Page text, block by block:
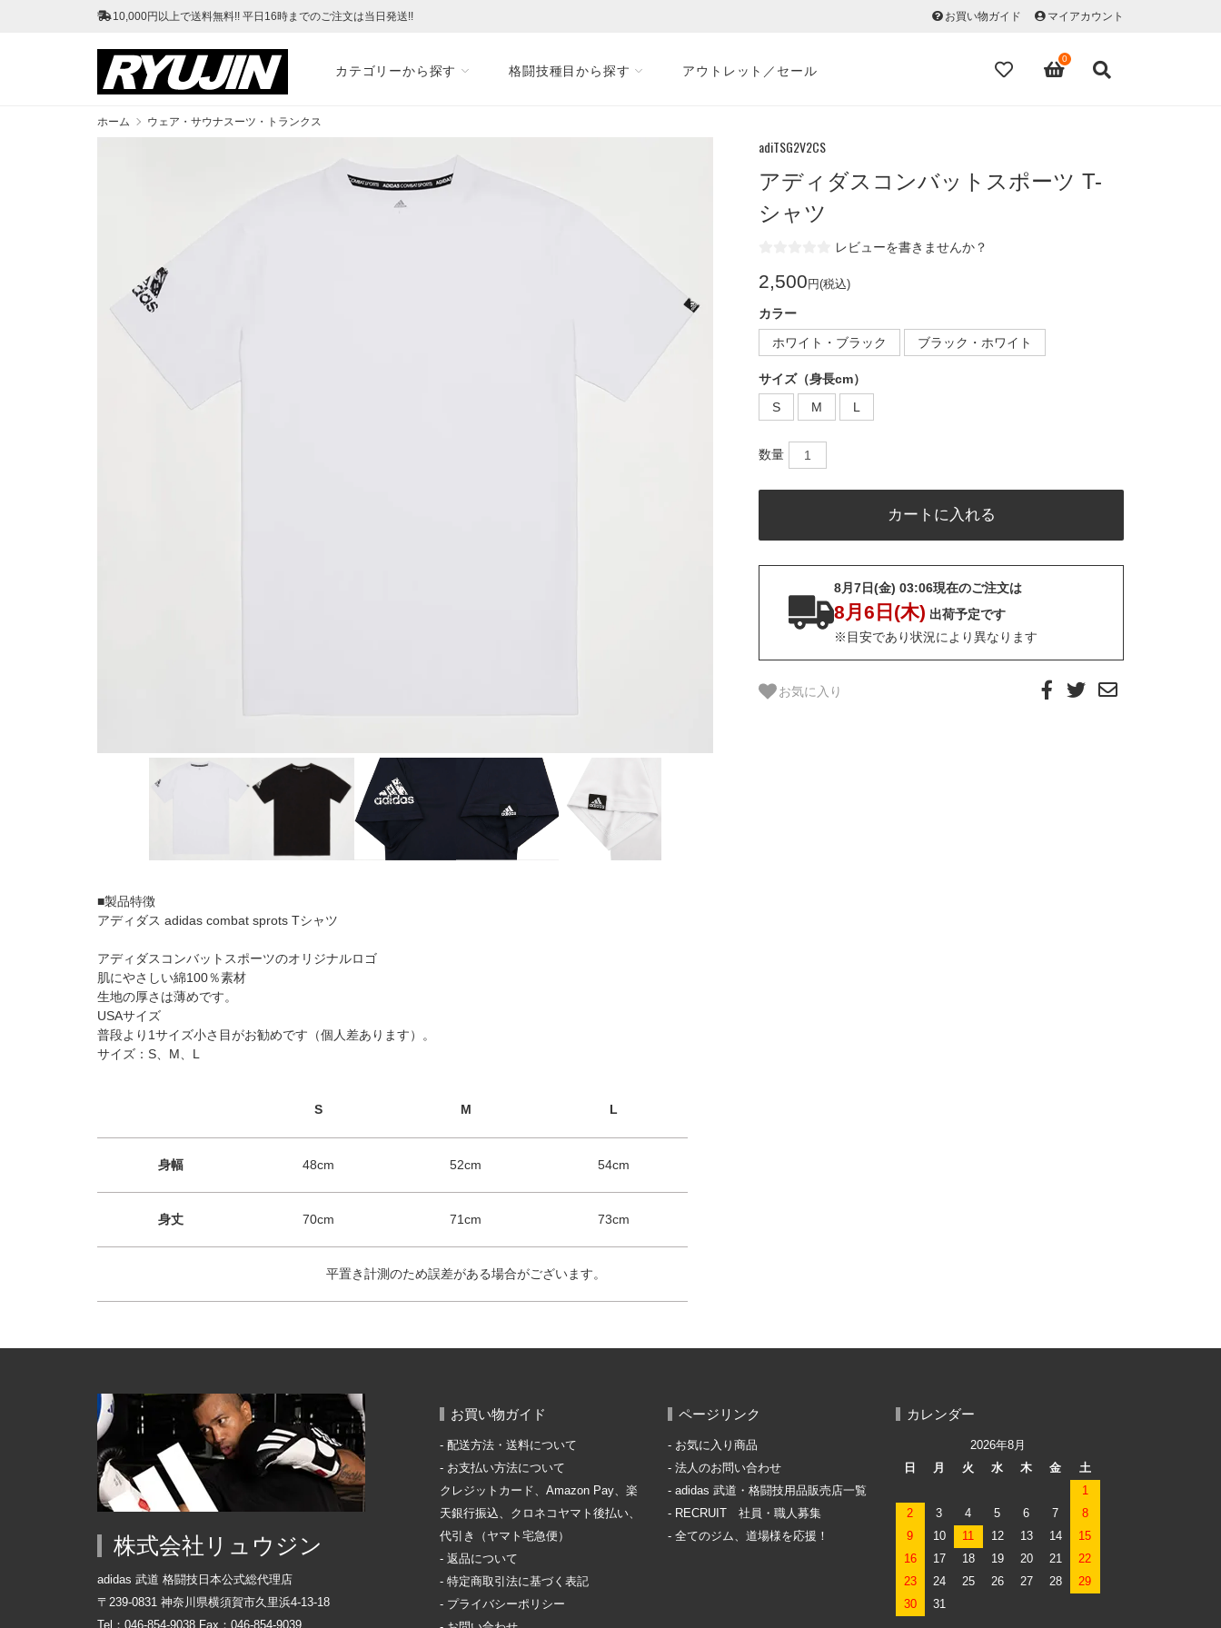
10,000円以上で送料無料!! 平日16時までのご注文は当日発送!! お買い物ガイド マイアカウント
カテゴリーから探す 格闘技種目から探す アウトレット／セール
0
ホーム ウェア・サウナスーツ・トランクス
adiTSG2V2CS
アディダスコンバットスポーツ T-
シャツ
レビューを書きませんか？
2,500 円(税込)
カラー
ホワイト・ブラック
ブラック・ホワイト
サイズ（身長cm）
S
M L
数量
8月7日(金) 03:06現在のご注文は
8月6日(木) 出荷予定です
※目安であり状況により異なります
お気に入り
■製品特徴
アディダス adidas combat sprots Tシャツ
アディダスコンバットスポーツのオリジナルロゴ
肌にやさしい綿100％素材
生地の厚さは薄めです。
USAサイズ
普段より1サイズ小さ目がお勧めです（個人差あります）。
サイズ：S、M、L
S M L
身幅 48cm 52cm 54cm
身丈 70cm 71cm 73cm
平置き計測のため誤差がある場合がございます。
株式会社リュウジン
adidas 武道 格闘技日本公式総代理店
〒239-0831 神奈川県横須賀市久里浜4-13-18
Tel：046-854-9038 Fax：046-854-9039
お買い物ガイド
配送方法・送料について
お支払い方法について
クレジットカード、Amazon Pay、楽
天銀行振込、クロネコヤマト後払い、
代引き（ヤマト宅急便）
返品について
特定商取引法に基づく表記
プライバシーポリシー
ページリンク
お気に入り商品
法人のお問い合わせ
adidas 武道・格闘技用品販売店一覧
RECRUIT 社員・職人募集
全てのジム、道場様を応援！
カレンダー
2026年8月
日
月 火 水 木 金
土
1
2
3 4 5 6 7
8
9
10 11 12 13 14
15
16
17 18 19 20 21
22
23
24 25 26 27 28
29
30
31